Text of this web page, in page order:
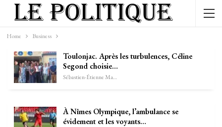
Home Business
Toulonjac. Après les turbulences, Céline
Segond choisie…
Sébastien-Étienne Marechal
À Nîmes Olympique, l’ambulance se
évidement et les voyants…